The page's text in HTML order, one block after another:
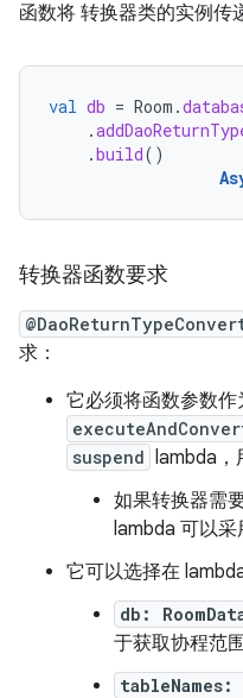
函数将 转换器类的实例传
val db = Room .
.
.build()
转换器函数要求
求：
它必须将函数参数
suspend lambda，
如果转换器需
lambda 可以采
它可以选择在
db:
于获取协程范